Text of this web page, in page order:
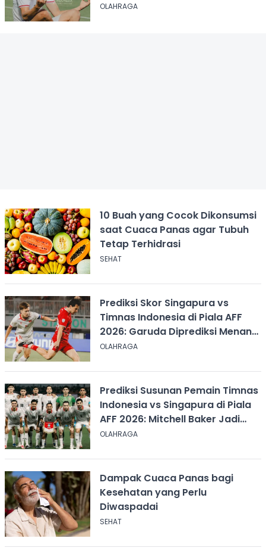
Baker
OLAHRAGA
10 Buah yang Cocok Dikonsumsi
saat Cuaca Panas agar Tubuh
Tetap Terhidrasi
SEHAT
Prediksi Skor Singapura vs
Timnas Indonesia di Piala AFF
2026: Garuda Diprediksi Menang
Tipis
OLAHRAGA
Prediksi Susunan Pemain Timnas
Indonesia vs Singapura di Piala
AFF 2026: Mitchell Baker Jadi
Andalan Lini Depan
OLAHRAGA
Dampak Cuaca Panas bagi
Kesehatan yang Perlu
Diwaspadai
SEHAT